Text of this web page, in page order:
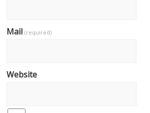
Mail(required)
Website